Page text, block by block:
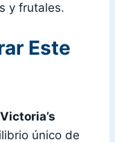
y frutales.
Este
Victoria’s
único de